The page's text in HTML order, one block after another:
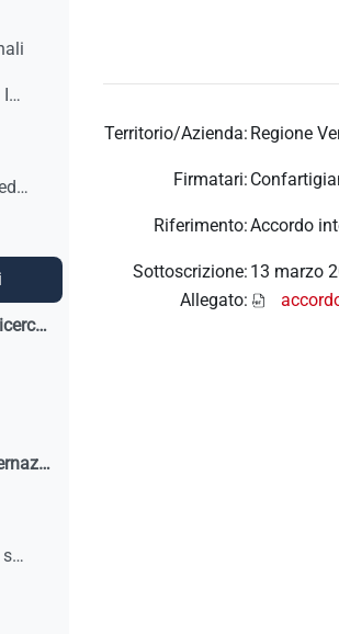
Modelli di Piani Formativi Individuali
Accordi e intese interconfederali
Approfondimenti, studi e ricerche
Apprendistato: quadro internazionale e comparato
Rapporti di monitoraggio, studi, ricerche, report internazionali
Territorio/Azienda: Regione
Firmatari:
Riferimento:Accordo
Sottoscrizione: 13 marzo
Allegato: